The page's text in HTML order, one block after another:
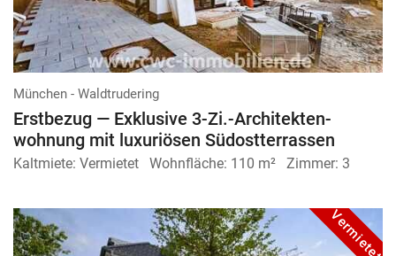
München - Waldtrudering
Erstbezug — Exklusive 3-Zi.-Architekten­
wohnung mit luxuriösen Südostterrassen
Kaltmiete: Vermietet Wohnfläche: 110 m² Zimmer: 3
Vermietet